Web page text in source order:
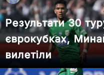
Результати 30
єврокубках,
вилетіли